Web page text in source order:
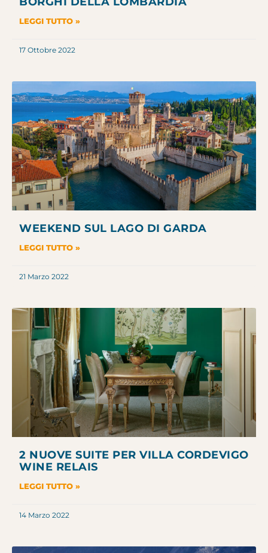
LEGGI TUTTO »
17 Ottobre 2022
WEEKEND SUL LAGO DI GARDA
LEGGI TUTTO »
21 Marzo 2022
2 NUOVE SUITE PER VILLA CORDEVIGO
WINE RELAIS
LEGGI TUTTO »
14 Marzo 2022